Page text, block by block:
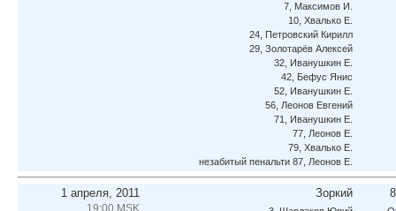
7, Максимов И.
10, Хвалько Е.
24, Петровский Кирилл
29, Золотарёв Алексей
32, Иванушкин Е.
42, Бефус Янис
52, Иванушкин Е.
56, Леонов Евгений
71, Иванушкин Е.
77, Леонов Е.
79, Хвалько Е.
незабитый пенальти 87, Леонов Е.
1 апреля, 2011
19:00 MSK
Зоркий